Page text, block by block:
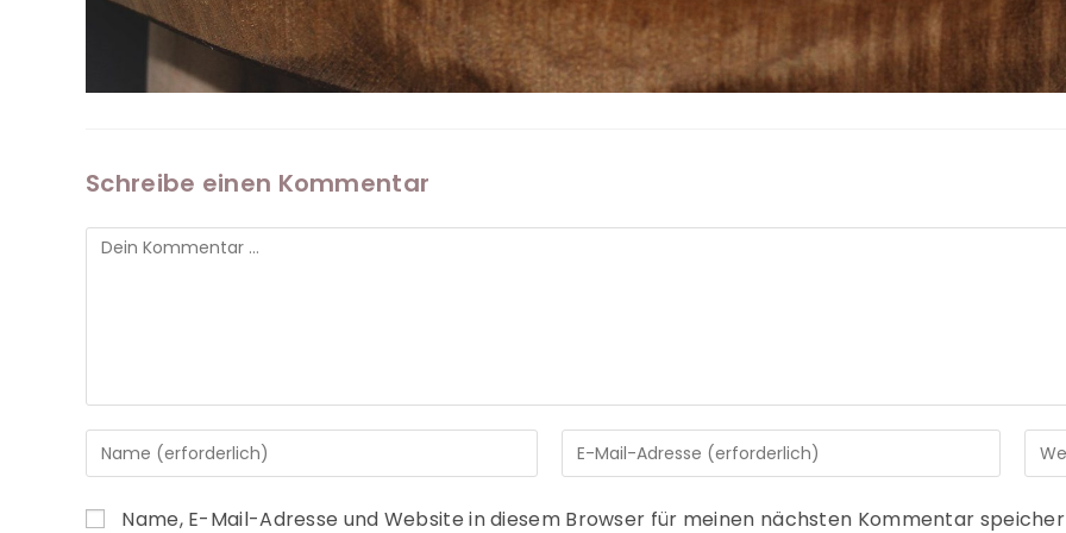
Schreibe einen Kommentar
Name, E-Mail-Adresse und Website in diesem Browser für meinen nächsten Kommentar